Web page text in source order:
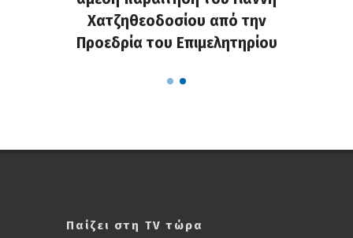
Χατζηθεοδοσίου από την
Προεδρία του Επιμελητηρίου
Παίζει στη TV τώρα